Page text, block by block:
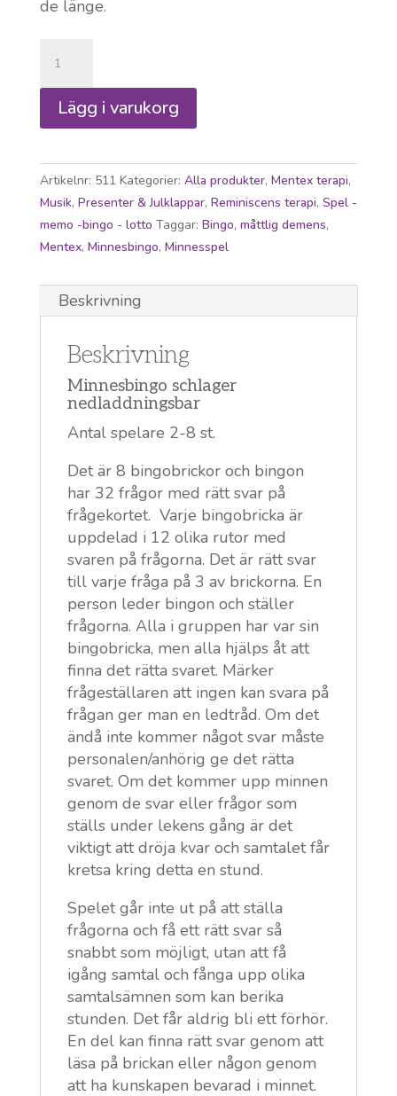
de länge.
schlager
nedladdningsbar
mängd
Lägg i varukorg
Artikelnr: 511 Kategorier: Alla produkter, Mentex terapi,
Musik, Presenter & Julklappar, Reminiscens terapi, Spel -
memo -bingo - lotto Taggar: Bingo, måttlig demens,
Mentex, Minnesbingo, Minnesspel
Beskrivning
Beskrivning
Minnesbingo schlager
nedladdningsbar
Antal spelare 2-8 st.
Det är 8 bingobrickor och bingon
har 32 frågor med rätt svar på
frågekortet. Varje bingobricka är
uppdelad i 12 olika rutor med
svaren på frågorna. Det är rätt svar
till varje fråga på 3 av brickorna. En
person leder bingon och ställer
frågorna. Alla i gruppen har var sin
bingobricka, men alla hjälps åt att
finna det rätta svaret. Märker
frågeställaren att ingen kan svara på
frågan ger man en ledtråd. Om det
ändå inte kommer något svar måste
personalen/anhörig ge det rätta
svaret. Om det kommer upp minnen
genom de svar eller frågor som
ställs under lekens gång är det
viktigt att dröja kvar och samtalet får
kretsa kring detta en stund.
Spelet går inte ut på att ställa
frågorna och få ett rätt svar så
snabbt som möjligt, utan att få
igång samtal och fånga upp olika
samtalsämnen som kan berika
stunden. Det får aldrig bli ett förhör.
En del kan finna rätt svar genom att
läsa på brickan eller någon genom
att ha kunskapen bevarad i minnet.